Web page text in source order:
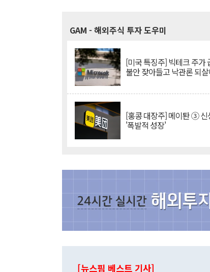
GAM - 해외주식 투자 도우미
[미국 특징주] 빅테크 주가
불안 잦아들고 낙관론 되
[홍콩 대장주] 메이퇀 ③ 신
'폭발적 성장'
[뉴스핌 베스트 기사]